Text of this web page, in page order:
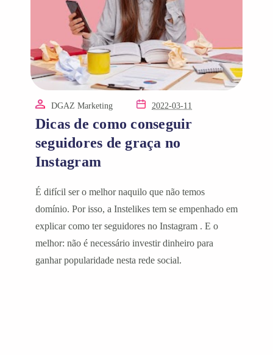
DGAZ Marketing 2022-03-11
Dicas de como conseguir
seguidores de graça no
Instagram
É difícil ser o melhor naquilo que não temos
domínio. Por isso, a Instelikes tem se empenhado em
explicar como ter seguidores no Instagram . E o
melhor: não é necessário investir dinheiro para
ganhar popularidade nesta rede social.